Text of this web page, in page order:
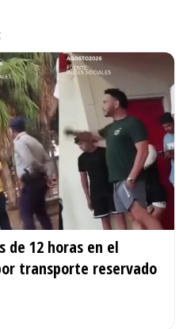
de 12 horas en el
transporte reservado